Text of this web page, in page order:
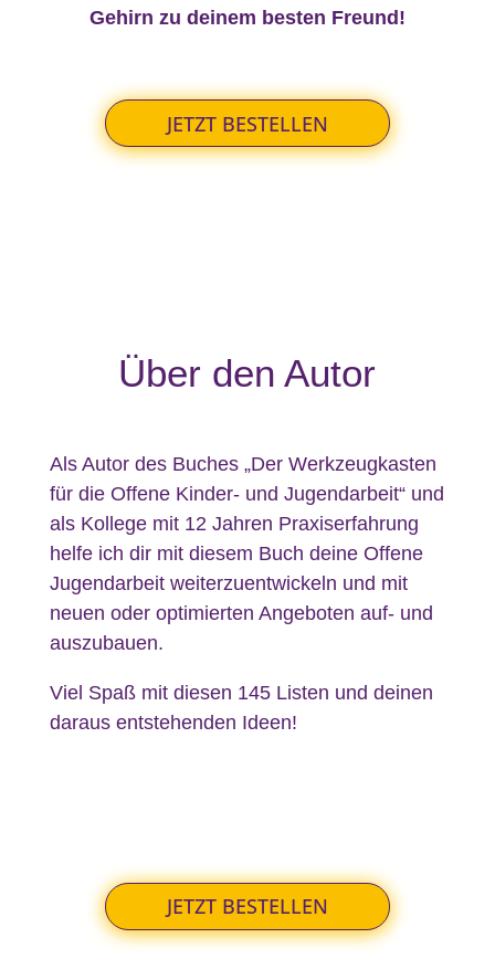
Gehirn zu deinem besten Freund!
JETZT BESTELLEN
Über den Autor
Als Autor des Buches „Der Werkzeugkasten
für die Offene Kinder- und Jugendarbeit“ und
als Kollege mit 12 Jahren Praxiserfahrung
helfe ich dir mit diesem Buch deine Offene
Jugendarbeit weiterzuentwickeln und mit
neuen oder optimierten Angeboten auf- und
auszubauen.
Viel Spaß mit diesen 145 Listen und deinen
daraus entstehenden Ideen!
JETZT BESTELLEN